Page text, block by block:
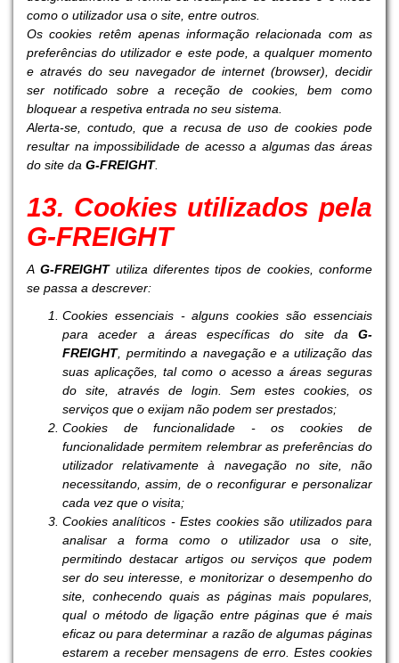
como o utilizador usa o site, entre outros.
Os cookies retêm apenas informação relacionada com as
preferências do utilizador e este pode, a qualquer momento
e através do seu navegador de internet (browser), decidir
ser notificado sobre a receção de cookies, bem como
bloquear a respetiva entrada no seu sistema.
Alerta-se, contudo, que a recusa de uso de cookies pode
resultar na impossibilidade de acesso a algumas das áreas
do site da G-FREIGHT.
13. Cookies utilizados pela
G-FREIGHT
AG-FREIGHT utiliza diferentes tipos de cookies, conforme
se passa a descrever:
Cookies essenciais - alguns cookies são essenciais
para aceder a áreas específicas do site da G-
FREIGHT, permitindo a navegação e a utilização das
suas aplicações, tal como o acesso a áreas seguras
do site, através de login. Sem estes cookies, os
serviços que o exijam não podem ser prestados;
Cookies de funcionalidade - os cookies de
funcionalidade permitem relembrar as preferências do
utilizador relativamente à navegação no site, não
necessitando, assim, de o reconfigurar e personalizar
cada vez que o visita;
Cookies analíticos - Estes cookies são utilizados para
analisar a forma como o utilizador usa o site,
permitindo destacar artigos ou serviços que podem
ser do seu interesse, e monitorizar o desempenho do
site, conhecendo quais as páginas mais populares,
qual o método de ligação entre páginas que é mais
eficaz ou para determinar a razão de algumas páginas
estarem a receber mensagens de erro. Estes cookies